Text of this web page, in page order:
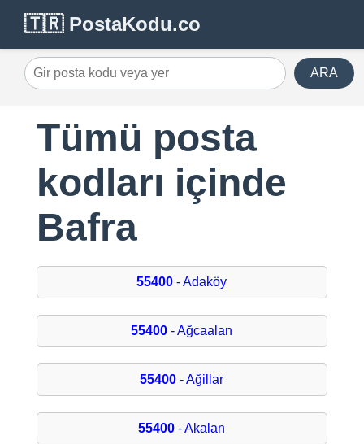
🇹🇷 PostaKodu.co
ARA
Tümü posta
kodları içinde
Bafra
55400 - Adaköy
55400 - Ağcaalan
55400 - Ağillar
55400 - Akalan